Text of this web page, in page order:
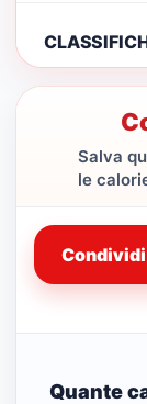
Salva
le
Quante